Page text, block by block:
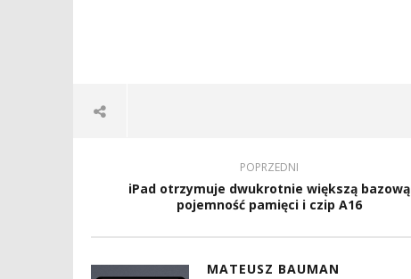
POPRZEDNI
iPad otrzymuje dwukrotnie większą bazową
pojemność pamięci i czip A16
MATEUSZ BAUMAN